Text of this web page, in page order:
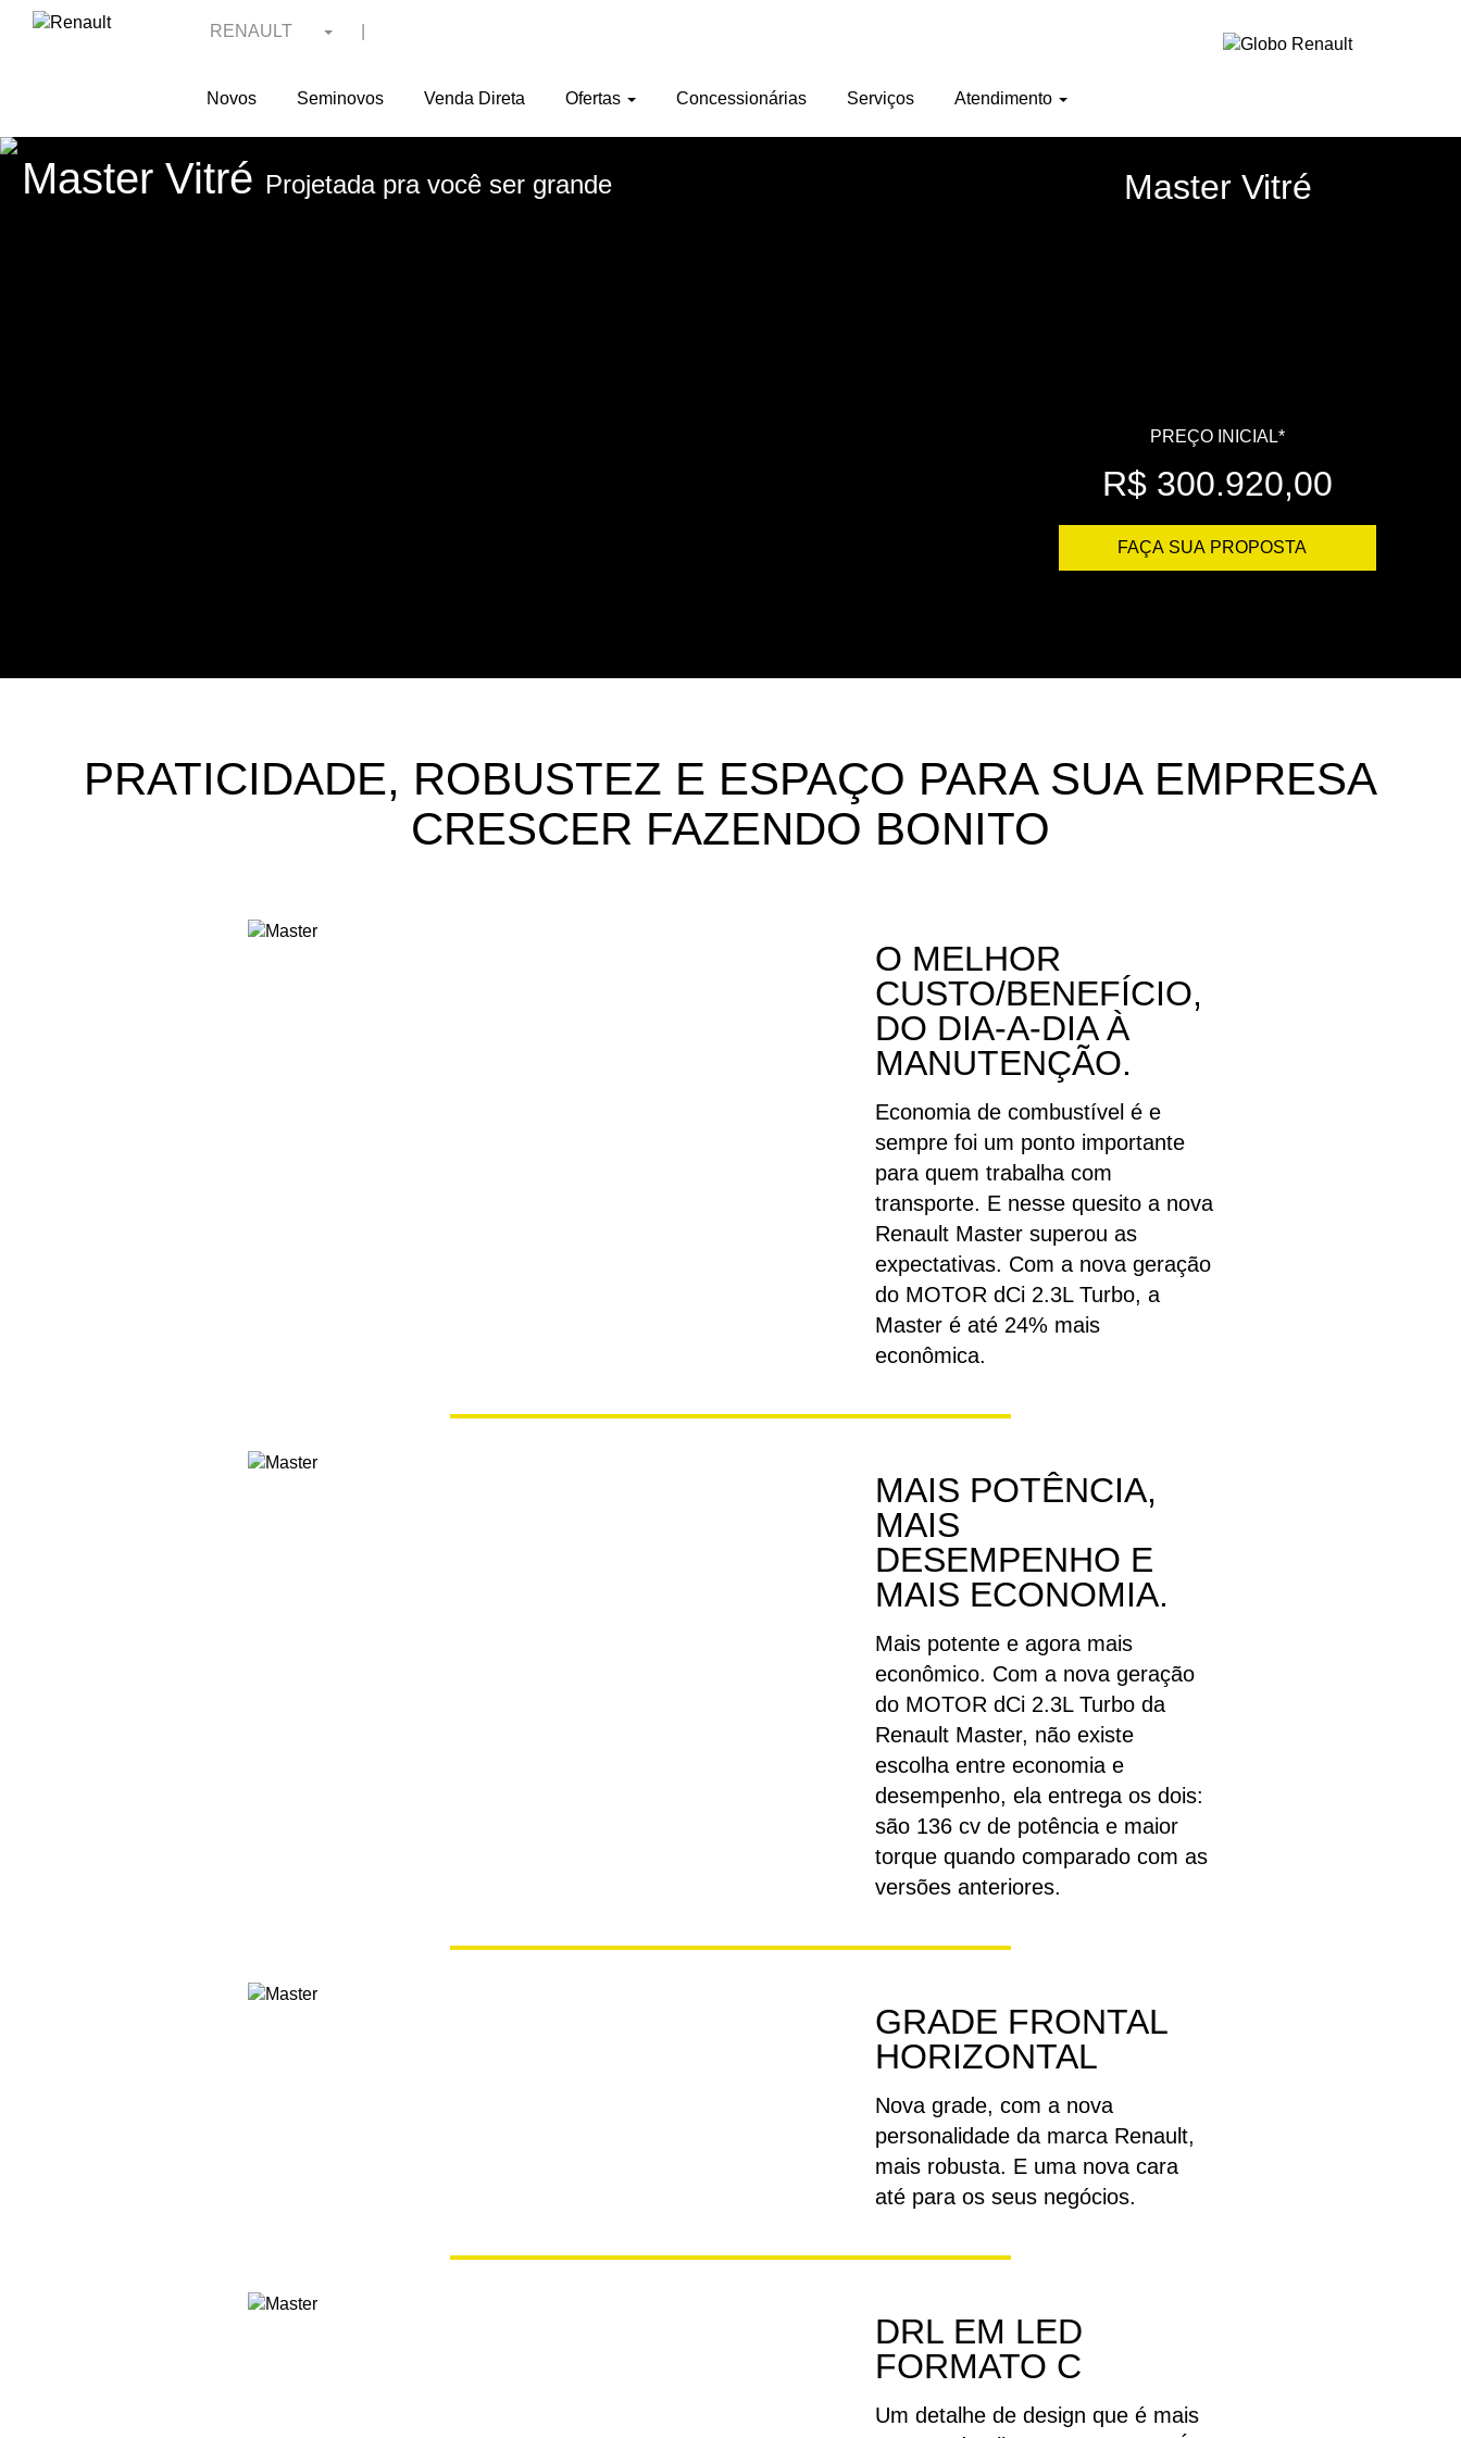
RENAULT
Novos Seminovos Venda Direta Ofertas Concessionárias Serviços Atendimento
Master Vitré Projetada pra você ser grande Master Vitré
PREÇO INICIAL*
R$ 300.920,00
FAÇA SUA PROPOSTA
PRATICIDADE, ROBUSTEZ E ESPAÇO PARA SUA EMPRESA
CRESCER FAZENDO BONITO
O MELHOR
CUSTO/BENEFÍCIO,
DO DIA-A-DIA À
MANUTENÇÃO.
Economia de combustível é e
sempre foi um ponto importante
para quem trabalha com
transporte. E nesse quesito a nova
Renault Master superou as
expectativas. Com a nova geração
do MOTOR dCi 2.3L Turbo, a
Master é até 24% mais
econômica.
MAIS POTÊNCIA,
MAIS
DESEMPENHO E
MAIS ECONOMIA.
Mais potente e agora mais
econômico. Com a nova geração
do MOTOR dCi 2.3L Turbo da
Renault Master, não existe
escolha entre economia e
desempenho, ela entrega os dois:
são 136 cv de potência e maior
torque quando comparado com as
versões anteriores.
GRADE FRONTAL
HORIZONTAL
Nova grade, com a nova
personalidade da marca Renault,
mais robusta. E uma nova cara
até para os seus negócios.
DRL EM LED
FORMATO C
Um detalhe de design que é mais